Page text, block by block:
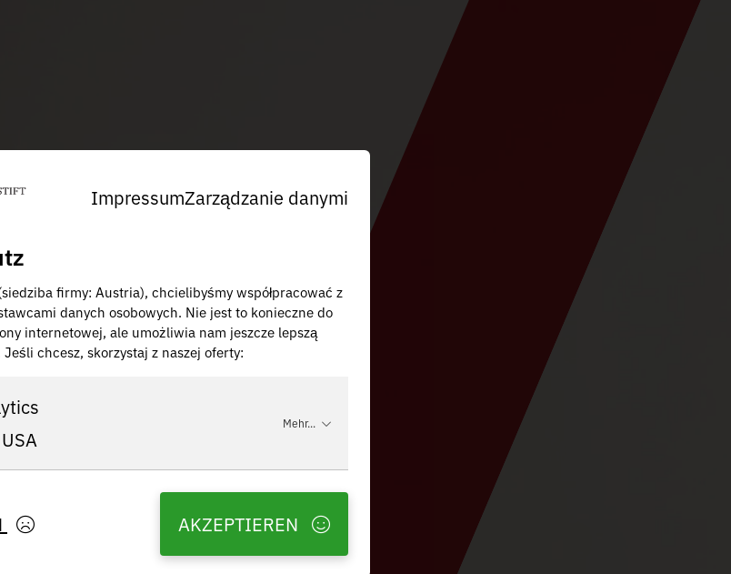
ImpressumZarządzanie danymi
firmy: Austria), chcielibyśmy współpracować z
danych osobowych. Nie jest to konieczne do
internetowej, ale umożliwia nam jeszcze lepszą
chcesz, skorzystaj z naszej oferty:
Mehr...
AKZEPTIEREN